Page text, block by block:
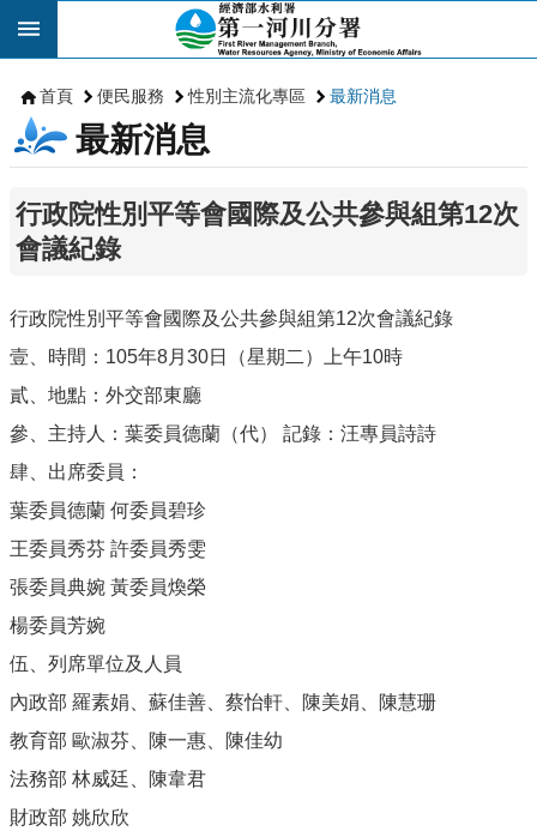
跳到主要內容區塊
首頁 便民服務 性別主流化專區 最新消息
最新消息
行政院性別平等會國際及公共參與組第12次
會議紀錄
行政院性別平等會國際及公共參與組第12次會議紀錄
壹、時間：105年8月30日（星期二）上午10時
貳、地點：外交部東廳
參、主持人：葉委員德蘭（代） 記錄：汪專員詩詩
肆、出席委員：
葉委員德蘭 何委員碧珍
王委員秀芬 許委員秀雯
張委員典婉 黃委員煥榮
楊委員芳婉
伍、列席單位及人員
內政部 羅素娟、蘇佳善、蔡怡軒、陳美娟、陳慧珊
教育部 歐淑芬、陳一惠、陳佳幼
法務部 林威廷、陳韋君
財政部 姚欣欣